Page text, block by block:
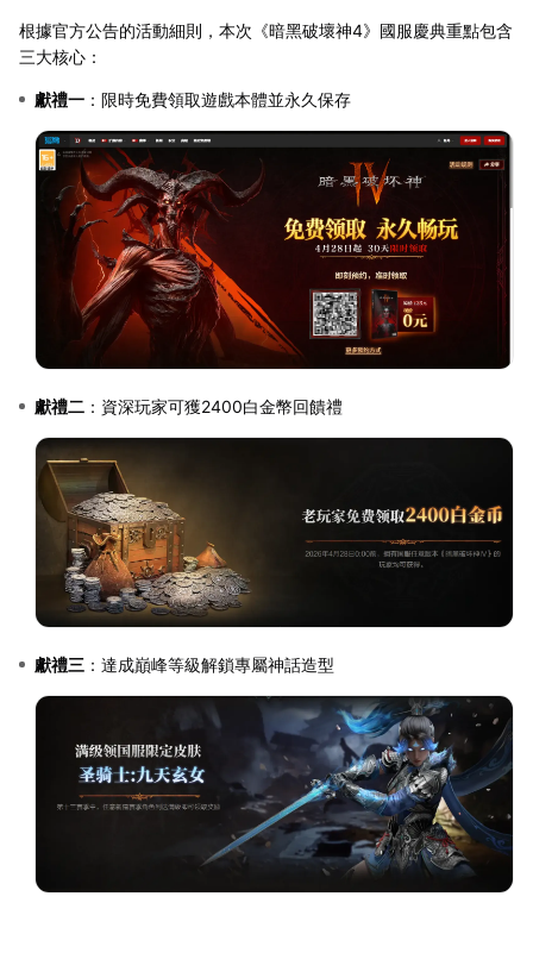
根據官方公告的活動細則，本次《暗黑破壞神4》國服慶典重點包含
三大核心：
獻禮一 ：限時免費領取遊戲本體並永久保存
獻禮二 ：資深玩家可獲2400白金幣回饋禮
獻禮三 ：達成巔峰等級解鎖專屬神話造型